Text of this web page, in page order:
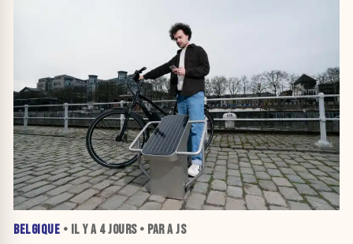
BELGIQUE • IL Y A 4 JOURS• PAR A JS